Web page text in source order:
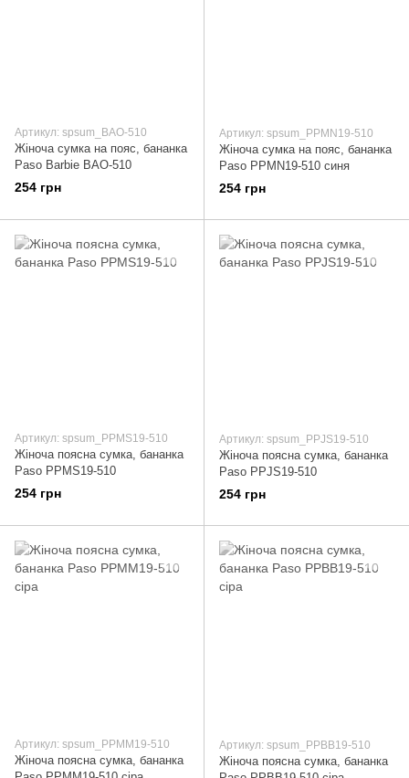
Артикул: spsum_BAO-510
Жіноча сумка на пояс, бананка
Paso Barbie BAO-510
254 грн
Артикул: spsum_PPMN19-510
Жіноча сумка на пояс, бананка
Paso PPMN19-510 синя
254 грн
Артикул: spsum_PPMS19-510
Жіноча поясна сумка, бананка
Paso PPMS19-510
254 грн
Артикул: spsum_PPJS19-510
Жіноча поясна сумка, бананка
Paso PPJS19-510
254 грн
Артикул: spsum_PPMM19-510
Жіноча поясна сумка, бананка
Артикул: spsum_PPBB19-510
Жіноча поясна сумка, бананка